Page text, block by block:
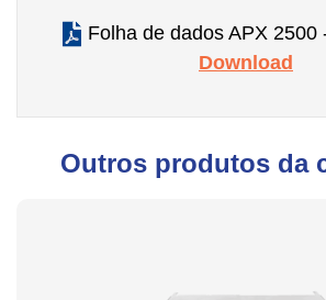
Folha de dados APX 2500
Download
Outros produtos da